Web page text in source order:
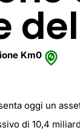
Km0
oggi un
di 10,4